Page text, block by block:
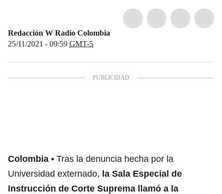
Redacción W Radio Colombia
25/11/2021 - 09:59 GMT-5
Colombia
Tras la denuncia hecha por la
Universidad externado, la Sala Especial de
Instrucción de Corte Suprema llamó a la